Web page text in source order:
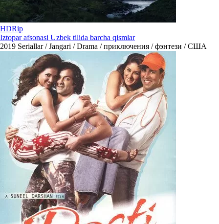
HDRip
Iztopar afsonasi Uzbek tilida barcha qismlar
2019 Seriallar / Jangari / Drama / приключения / фэнтези / США